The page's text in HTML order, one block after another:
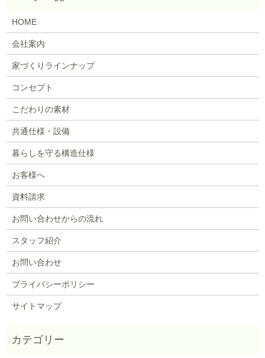
HOME
会社案内
家づくりラインナップ
コンセプト
こだわりの素材
共通仕様・設備
暮らしを守る構造仕様
お客様へ
資料請求
お問い合わせからの流れ
スタッフ紹介
お問い合わせ
プライバシーポリシー
サイトマップ